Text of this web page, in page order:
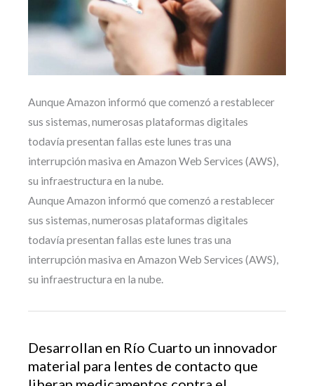
Aunque Amazon informó que comenzó a restablecer
sus sistemas, numerosas plataformas digitales
todavía presentan fallas este lunes tras una
interrupción masiva en Amazon Web Services (AWS),
su infraestructura en la nube.
Aunque Amazon informó que comenzó a restablecer
sus sistemas, numerosas plataformas digitales
todavía presentan fallas este lunes tras una
interrupción masiva en Amazon Web Services (AWS),
su infraestructura en la nube.
Desarrollan en Río Cuarto un innovador
material para lentes de contacto que